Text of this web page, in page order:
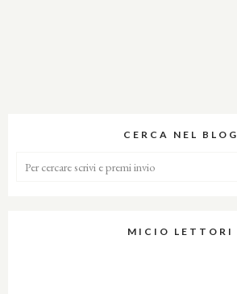
CERCA NEL BLOG
MICIO LETTORI